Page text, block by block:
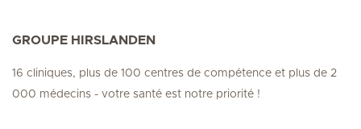
GROUPE HIRSLANDEN
16 cliniques, plus de 100 centres de compétence et plus de 2
000 médecins - votre santé est notre priorité !